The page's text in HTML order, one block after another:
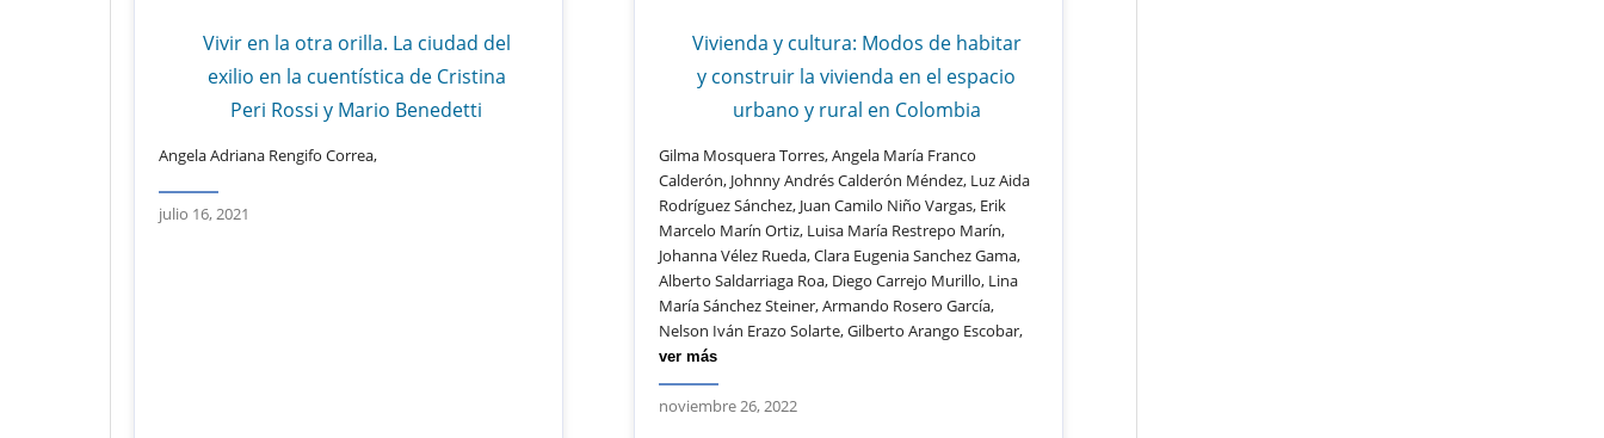
Vivir en la otra orilla. La ciudad del
exilio en la cuentística de Cristina
Peri Rossi y Mario Benedetti
Angela Adriana Rengifo Correa,
julio 16, 2021
Vivienda y cultura: Modos de habitar
y construir la vivienda en el espacio
urbano y rural en Colombia
Gilma Mosquera Torres, Angela María Franco
Calderón, Johnny Andrés Calderón Méndez, Luz Aida
Rodríguez Sánchez, Juan Camilo Niño Vargas, Erik
Marcelo Marín Ortiz, Luisa María Restrepo Marín,
Johanna Vélez Rueda, Clara Eugenia Sanchez Gama,
Alberto Saldarriaga Roa, Diego Carrejo Murillo, Lina
María Sánchez Steiner, Armando Rosero García,
Nelson Iván Erazo Solarte, Gilberto Arango Escobar,
ver más
noviembre 26, 2022